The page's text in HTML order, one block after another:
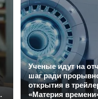
Ученые идут на
шаг ради
открытия в
«Материя